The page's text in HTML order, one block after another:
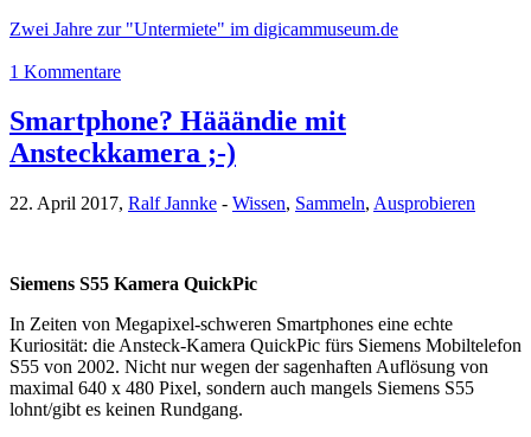
Zwei Jahre zur "Untermiete" im digicammuseum.de
1 Kommentare
Smartphone? Hääändie mit
Ansteckkamera ;-)
22. April 2017, Ralf Jannke - Wissen, Sammeln, Ausprobieren
Siemens S55 Kamera QuickPic
In Zeiten von Megapixel-schweren Smartphones eine echte
Kuriosität: die Ansteck-Kamera QuickPic fürs Siemens Mobiltelefon
S55 von 2002. Nicht nur wegen der sagenhaften Auflösung von
maximal 640 x 480 Pixel, sondern auch mangels Siemens S55
lohnt/gibt es keinen Rundgang.